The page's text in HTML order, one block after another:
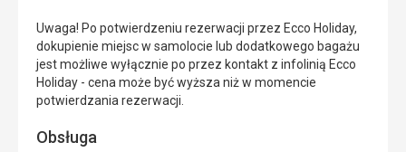
Uwaga! Po potwierdzeniu rezerwacji przez Ecco Holiday,
dokupienie miejsc w samolocie lub dodatkowego bagażu
jest możliwe wyłącznie po przez kontakt z infolinią Ecco
Holiday - cena może być wyższa niż w momencie
potwierdzania rezerwacji.
Obsługa